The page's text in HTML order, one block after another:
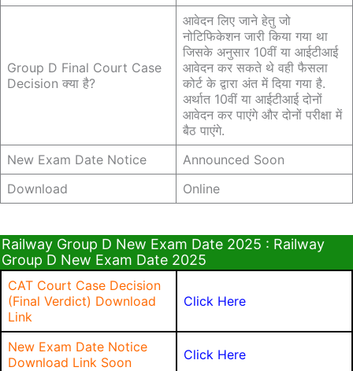
Group D Final Court Case
Decision क्या है?
आवेदन लिए जाने हेतु जो
नोटिफिकेशन जारी किया गया था
जिसके अनुसार 10वीं या आईटीआई
आवेदन कर सकते थे वही फैसला
कोर्ट के द्वारा अंत में दिया गया है.
अर्थात 10वीं या आईटीआई दोनों
आवेदन कर पाएंगे और दोनों परीक्षा में
बैठ पाएंगे.
New Exam Date Notice
Announced Soon
Download
Online
Railway Group D New Exam Date 2025 : Railway
Group D New Exam Date 2025
CAT Court Case Decision
(Final Verdict) Download
Link
Click Here
New Exam Date Notice
Download Link Soon
Click Here